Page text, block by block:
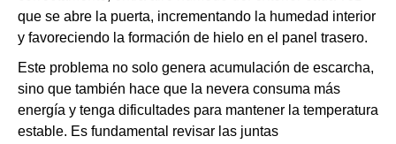
que se abre la puerta, incrementando la humedad interior
y favoreciendo la formación de hielo en el panel trasero.
Este problema no solo genera acumulación de escarcha,
sino que también hace que la nevera consuma más
energía y tenga dificultades para mantener la temperatura
estable. Es fundamental revisar las juntas